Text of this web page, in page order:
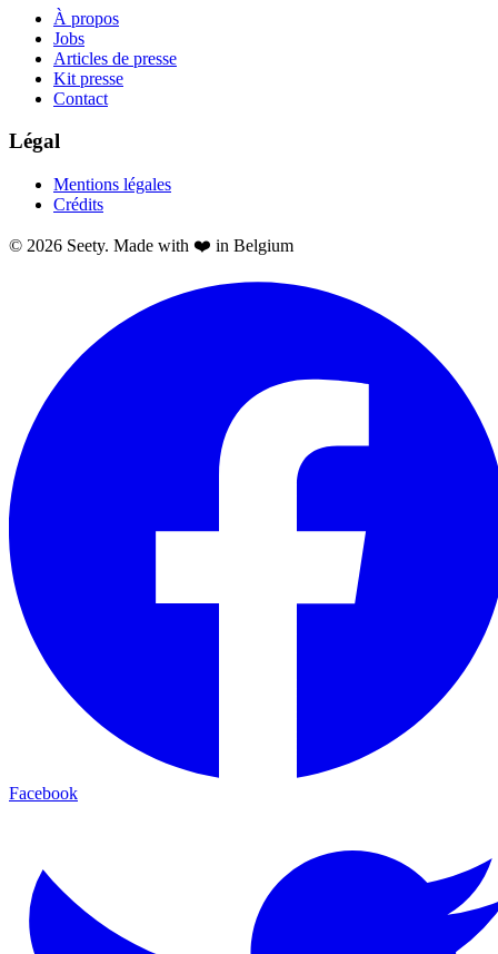
À propos
Jobs
Articles de presse
Kit presse
Contact
Légal
Mentions légales
Crédits
© 2026 Seety. Made with ❤️ in Belgium
Facebook